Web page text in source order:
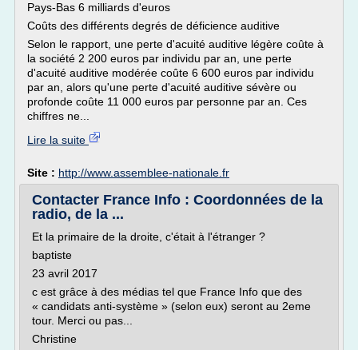
Pays-Bas 6 milliards d'euros
Coûts des différents degrés de déficience auditive
Selon le rapport, une perte d'acuité auditive légère coûte à
la société 2 200 euros par individu par an, une perte
d'acuité auditive modérée coûte 6 600 euros par individu
par an, alors qu'une perte d'acuité auditive sévère ou
profonde coûte 11 000 euros par personne par an. Ces
chiffres ne...
Lire la suite
Site : http://www.assemblee-nationale.fr
Contacter France Info : Coordonnées de la
radio, de la ...
Et la primaire de la droite, c'était à l'étranger ?
baptiste
23 avril 2017
c est grâce à des médias tel que France Info que des
« candidats anti-système » (selon eux) seront au 2eme
tour. Merci ou pas...
Christine